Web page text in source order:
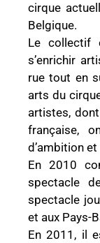
cirque
Belgique.
Le collectif
s’enrichir
rue tout en
arts du
artistes,
française,
d’ambition et
En 2010
spectacle
spectacle
et aux Pays-
En 2011, il